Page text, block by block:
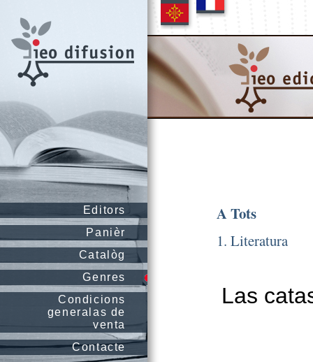
Editors
Panièr
Catalòg
Genres
Condicions
generalas de
venta
Contacte
A Tots
1. Literatura
Las